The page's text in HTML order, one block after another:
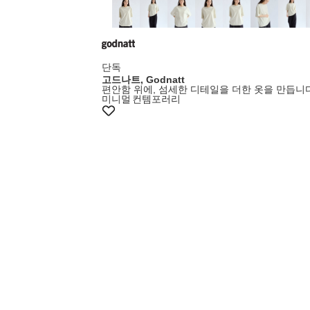
단독
고드나트, Godnatt
편안함 위에, 섬세한 디테일을 더한 옷을 만듭니
미니멀 컨템포러리